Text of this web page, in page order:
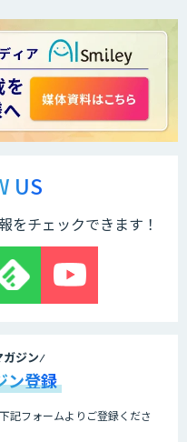
ァイ）
US
をチェックできます！
ガジン
ン登録
記フォームよりご登録くださ